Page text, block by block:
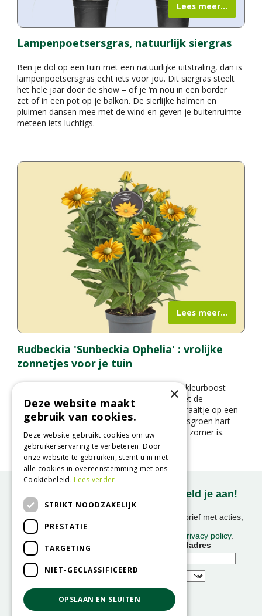
Lampenpoetsersgras, natuurlijk siergras
Ben je dol op een tuin met een natuurlijke uitstraling, dan is
lampenpoetsersgras echt iets voor jou. Dit siergras steelt
het hele jaar door de show – of je ‘m nou in een border
zet of in een pot op je balkon. De sierlijke halmen en
pluimen dansen mee met de wind en geven je buitenruimte
meteen iets luchtigs.
Lees meer...
Rudbeckia 'Sunbeckia Ophelia' : vrolijke
zonnetjes voor je tuin
Op zoek naar een plant die je tuin een flinke kleurboost
geeft in de zomer en herfst? Maak kennis met de
Rudbeckia ‘Sunbeckia Ophelia’ – een zonnestraaltje op een
steel. Met haar knalgele bloemblaadjes en frisgroen hart
fleurt ze elke border of pot op alsof het altijd zomer is.
Lees meer...
Onze nieuwsbrief ontvangen? Meld je aan!
Ontvang ongeveer 1x per week onze nieuwsbrief met acties,
We slaan uw gegevens op conform onze
privacy policy.
Voornaam
E-mailadres
×
Deze website maakt
gebruik van cookies.
Deze website gebruikt cookies om uw
gebruikerservaring te verbeteren. Door
onze website te gebruiken, stemt u in met
alle cookies in overeenstemming met ons
Cookiebeleid.Lees verder
STRIKT NOODZAKELIJK
PRESTATIE
TARGETING
NIET-GECLASSIFICEERD
OPSLAAN EN SLUITEN